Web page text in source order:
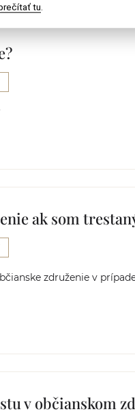
ak som
združenie v
v občianskom
tu